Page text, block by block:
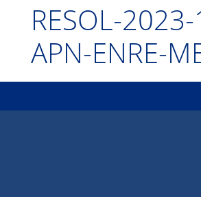
RESOL-
APN-ENRE-